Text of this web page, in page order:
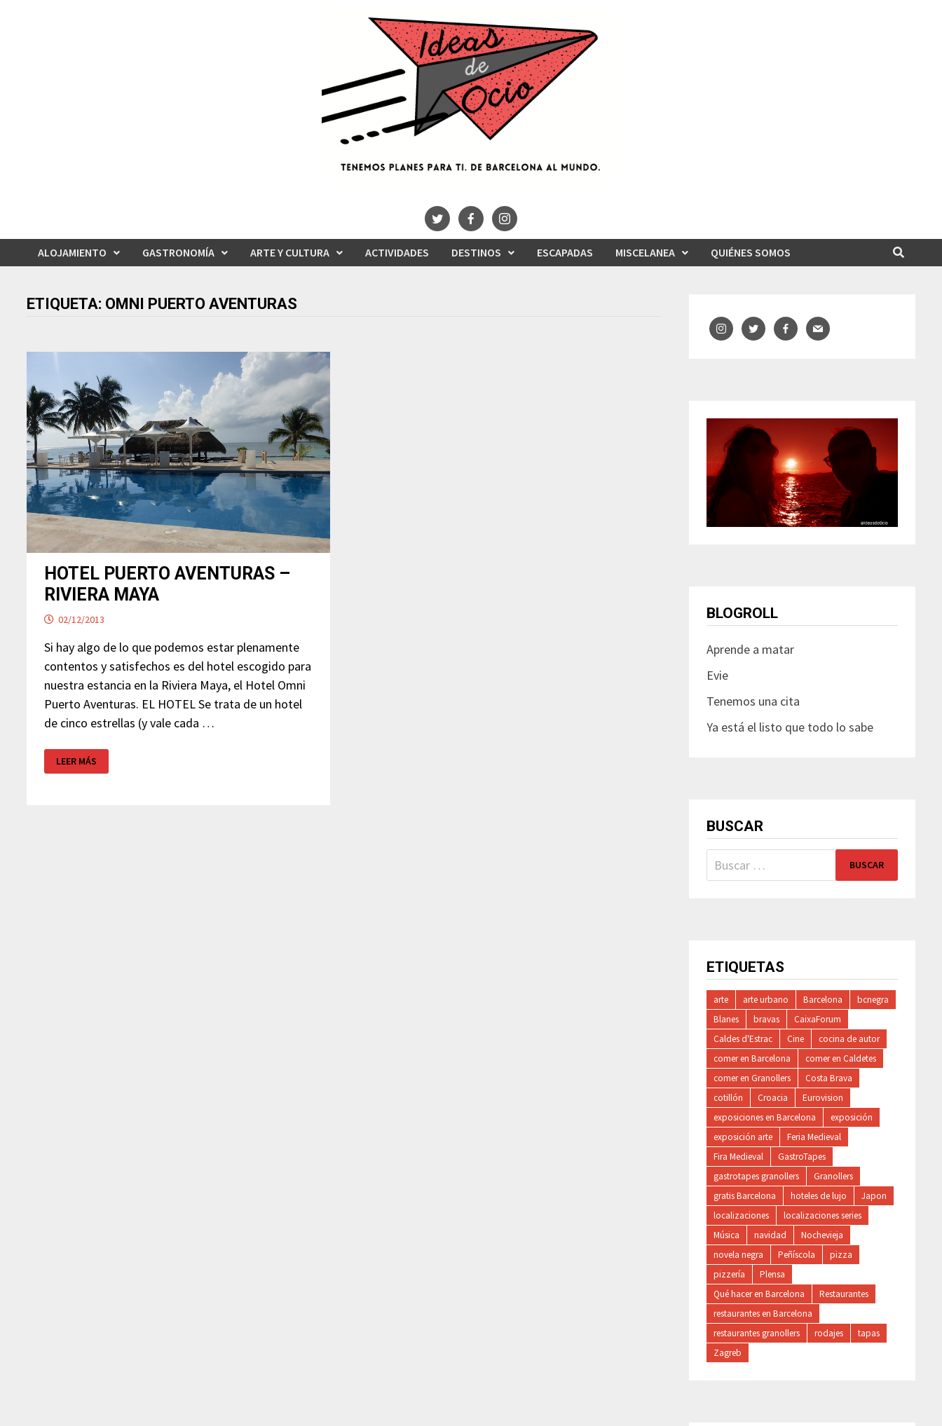
ALOJAMIENTO GASTRONOMÍA ARTE Y CULTURA ACTIVIDADES DESTINOS ESCAPADAS MISCELANEA QUIÉNES SOMOS
ETIQUETA: OMNI PUERTO AVENTURAS
HOTEL PUERTO AVENTURAS –
RIVIERA MAYA
02/12/2013
Si hay algo de lo que podemos estar plenamente
contentos y satisfechos es del hotel escogido para
nuestra estancia en la Riviera Maya, el Hotel Omni
Puerto Aventuras. EL HOTEL Se trata de un hotel
de cinco estrellas (y vale cada …
HOTEL
PUERTO
AVENTURAS
LEER MÁS
BLOGROLL
Aprende a matar
Evie
Tenemos una cita
Ya está el listo que todo lo sabe
BUSCAR
Buscar:
ETIQUETAS
arte arte urbano Barcelona
bcnegra
Blanes
bravas
CaixaForum
Caldes d'Estrac
Cine
cocina de autor
comer en Barcelona
comer en Caldetes
comer en Granollers
Costa Brava
cotillón
Croacia
Eurovision
exposiciones en Barcelona
exposición
exposición arte
Feria Medieval
Fira Medieval
GastroTapes
gastrotapes granollers
Granollers
gratis Barcelona
hoteles de lujo
Japon
localizaciones
localizaciones series
Música
navidad
Nochevieja
novela negra
Peñíscola
pizza
pizzería
Plensa
Qué hacer en Barcelona
Restaurantes
restaurantes en Barcelona
restaurantes granollers
rodajes
tapas
Zagreb